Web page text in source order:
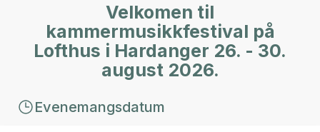
Velkomen til
kammermusikkfestival på
Lofthus i Hardanger 26. - 30.
august 2026.
Evenemangsdatum